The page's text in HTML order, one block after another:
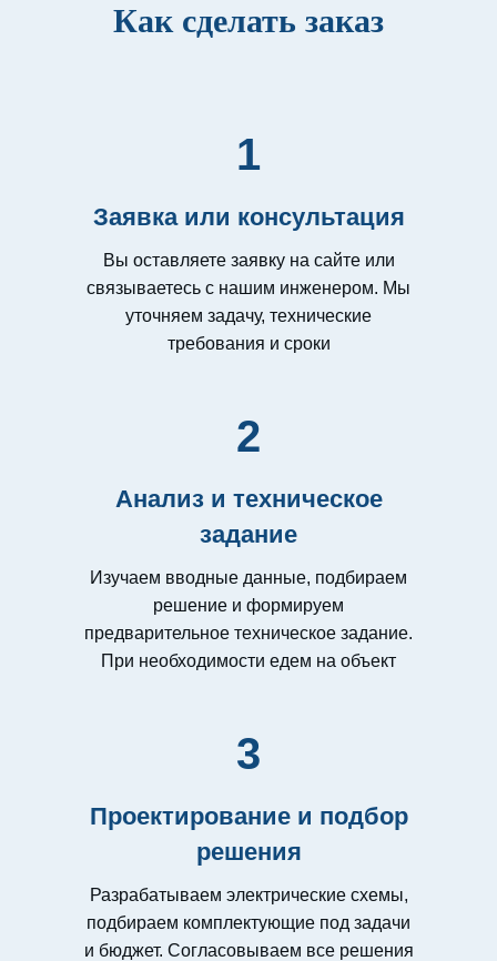
Как сделать заказ
Заявка или консультация
Вы оставляете заявку на сайте или
связываетесь с нашим инженером. Мы
уточняем задачу, технические
требования и сроки
Анализ и техническое
задание
Изучаем вводные данные, подбираем
решение и формируем
предварительное техническое задание.
При необходимости едем на объект
Проектирование и подбор
решения
Разрабатываем электрические схемы,
подбираем комплектующие под задачи
и бюджет. Согласовываем все решения
1
2
3